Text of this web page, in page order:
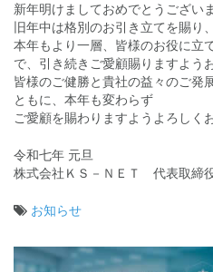
新年明けましておめでとうございま
旧年中は格別のお引き立てを賜り
本年もより一層、皆様のお役に立
で、引き続きご愛顧賜りますよう
皆様のご健勝と貴社の益々のご発
ともに、本年も変わらず
ご愛顧を賜わりますようよろしく
令和七年 元旦
株式会社ＫＳ－ＮＥＴ 代表取
お知らせ
稿